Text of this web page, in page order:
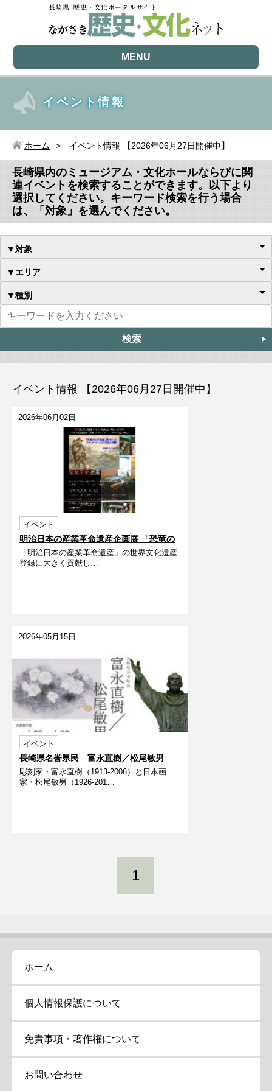
MENU
イベント情報
ホーム イベント情報 【2026年06月27日開催中】
長崎県内のミュージアム・文化ホールならびに関
連イベントを検索することができます。以下より
選択してください。キーワード検索を行う場合
は、「対象」を選んでください。
▼対象
▼エリア
▼種別
イベント情報 【2026年06月27日開催中】
2026年06月02日
イベント
明治日本の産業革命遺産企画展 「恐竜の
化石発掘に夢中だったスチュアート・スミ
ス先生の本棚」
「明治日本の産業革命遺産」の世界文化遺産
登録に大きく貢献し…
2026年05月15日
イベント
長崎県名誉県民 富永直樹／松尾敏男
彫刻家・富永直樹（1913-2006）と日本画
家・松尾敏男（1926-201…
1
ホーム
個人情報保護について
免責事項・著作権について
お問い合わせ